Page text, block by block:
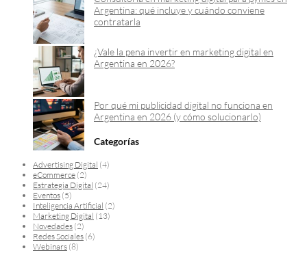
Argentina: qué incluye y cuándo conviene
contratarla
¿Vale la pena invertir en marketing digital en
Argentina en 2026?
Por qué mi publicidad digital no funciona en
Argentina en 2026 (y cómo solucionarlo)
Categorías
Advertising Digital (4)
eCommerce (2)
Estrategia Digital (24)
Eventos (5)
Inteligencia Artificial (2)
Marketing Digital (13)
Novedades (2)
Redes Sociales (6)
Webinars (8)